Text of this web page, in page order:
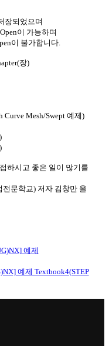
장되었으며
이 가능하며
이 불가합니다.
장)
Curve Mesh/Swept 예제)
하시고 좋은 일이 많기를
문학교) 저자 김창만 올
예제
예제 Textbook4(STEP